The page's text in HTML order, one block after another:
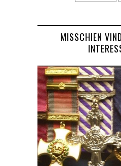
MISSCHIEN